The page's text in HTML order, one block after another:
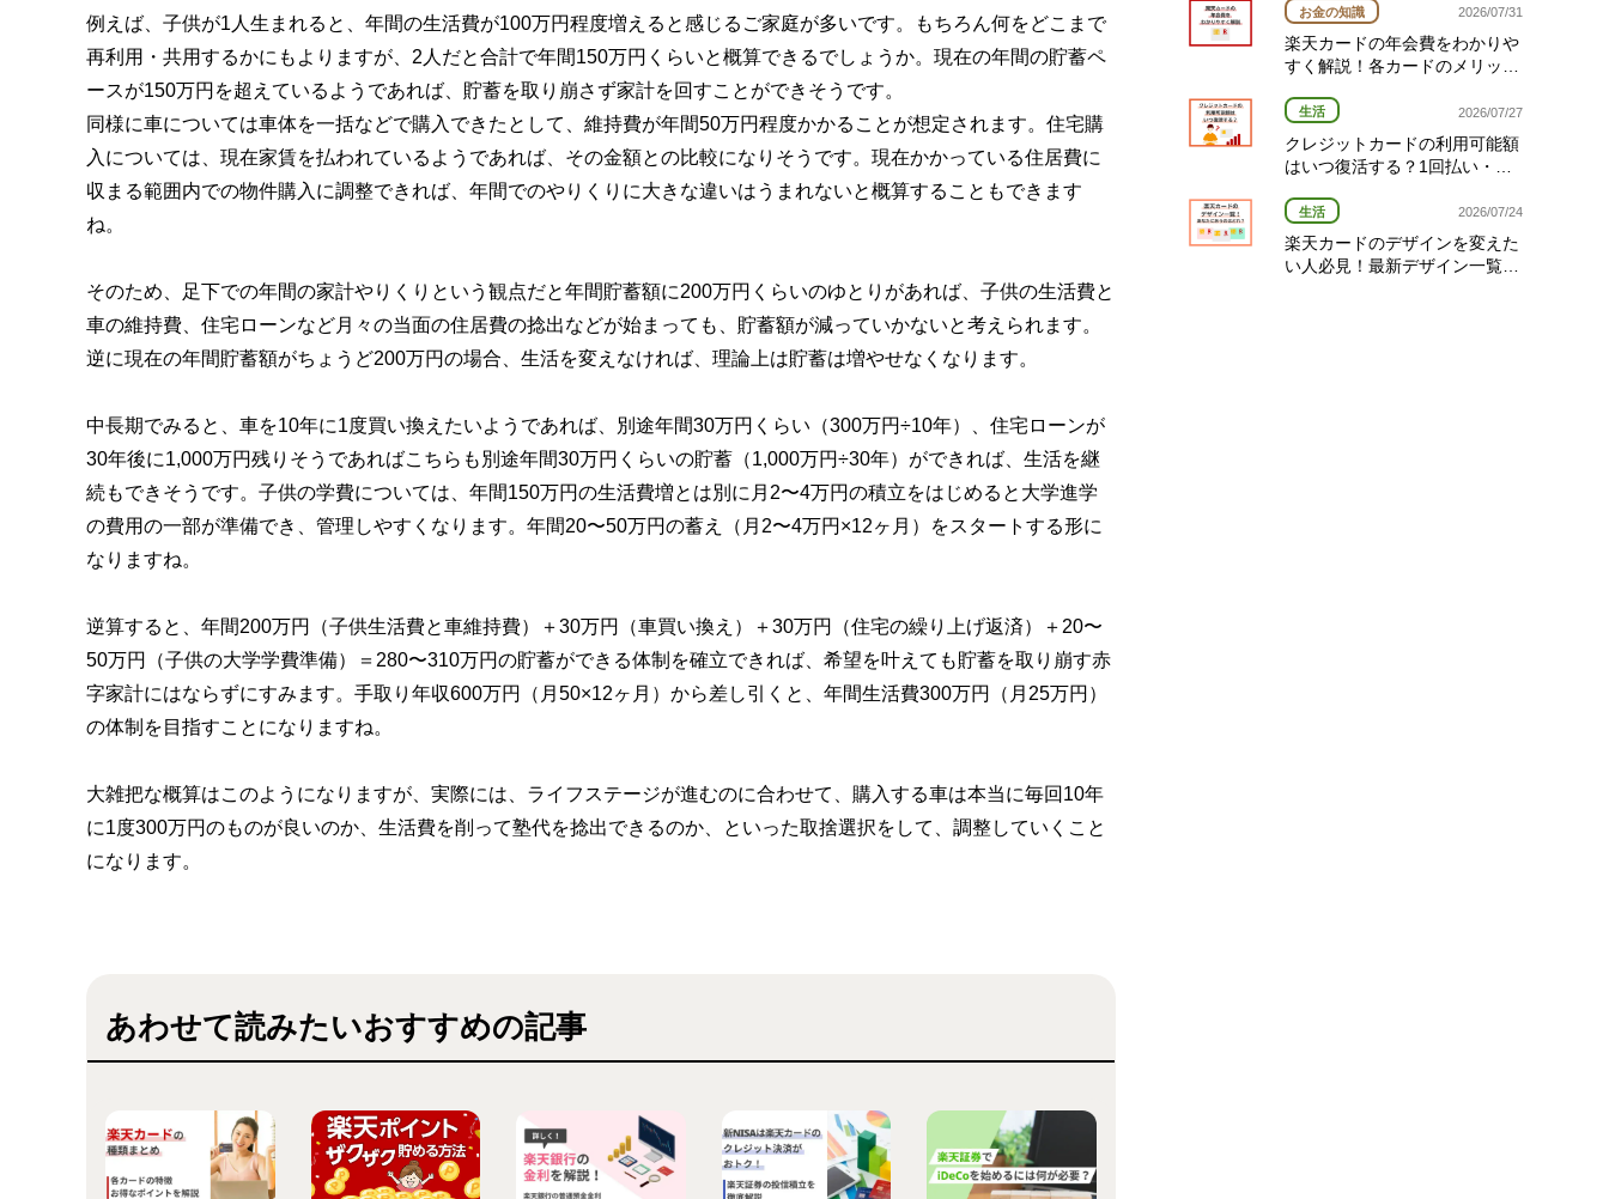
例えば、子供が1人生まれると、年間の生活費が100万円程度増えると感じるご家庭が多いです。もちろん何をどこまで
再利用・共用するかにもよりますが、2人だと合計で年間150万円くらいと概算できるでしょうか。現在の年間の貯蓄ペ
ースが150万円を超えているようであれば、貯蓄を取り崩さず家計を回すことができそうです。
同様に車については車体を一括などで購入できたとして、維持費が年間50万円程度かかることが想定されます。住宅購
入については、現在家賃を払われているようであれば、その金額との比較になりそうです。現在かかっている住居費に
収まる範囲内での物件購入に調整できれば、年間でのやりくりに大きな違いはうまれないと概算することもできます
ね。
そのため、足下での年間の家計やりくりという観点だと年間貯蓄額に200万円くらいのゆとりがあれば、子供の生活費と
車の維持費、住宅ローンなど月々の当面の住居費の捻出などが始まっても、貯蓄額が減っていかないと考えられます。
逆に現在の年間貯蓄額がちょうど200万円の場合、生活を変えなければ、理論上は貯蓄は増やせなくなります。
中長期でみると、車を10年に1度買い換えたいようであれば、別途年間30万円くらい（300万円÷10年）、住宅ローンが
30年後に1,000万円残りそうであればこちらも別途年間30万円くらいの貯蓄（1,000万円÷30年）ができれば、生活を継
続もできそうです。子供の学費については、年間150万円の生活費増とは別に月2〜4万円の積立をはじめると大学進学
の費用の一部が準備でき、管理しやすくなります。年間20〜50万円の蓄え（月2〜4万円×12ヶ月）をスタートする形に
なりますね。
逆算すると、年間200万円（子供生活費と車維持費）＋30万円（車買い換え）＋30万円（住宅の繰り上げ返済）＋20〜
50万円（子供の大学学費準備）＝280〜310万円の貯蓄ができる体制を確立できれば、希望を叶えても貯蓄を取り崩す赤
字家計にはならずにすみます。手取り年収600万円（月50×12ヶ月）から差し引くと、年間生活費300万円（月25万円）
の体制を目指すことになりますね。
大雑把な概算はこのようになりますが、実際には、ライフステージが進むのに合わせて、購入する車は本当に毎回10年
に1度300万円のものが良いのか、生活費を削って塾代を捻出できるのか、といった取捨選択をして、調整していくこと
になります。
あわせて読みたいおすすめの記事
お金の知識 2026/07/31
楽天カードの年会費をわかりや
すく解説！各カードのメリット
生活 2026/07/27
クレジットカードの利用可能額
はいつ復活する？1回払い・分
ミング完全ガイド
生活 2026/07/24
楽天カードのデザインを変えた
い人必見！最新デザイン一覧と